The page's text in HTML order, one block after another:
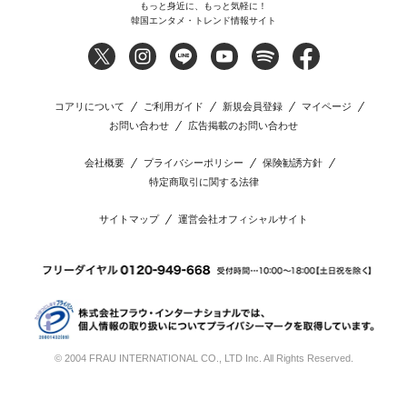
もっと身近に、もっと気軽に！
韓国エンタメ・トレンド情報サイト
コアリについて ご利用ガイド 新規会員登録
マイページ
お問い合わせ
広告掲載のお問い合わせ
会社概要 プライバシーポリシー
保険勧誘方針
特定商取引に関する法律
サイトマップ 運営会社オフィシャルサイト
© 2004 FRAU INTERNATIONAL CO., LTD Inc. All Rights Reserved.